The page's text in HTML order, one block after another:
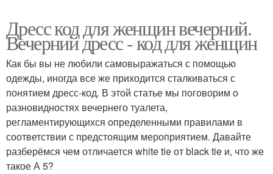
Дресс код для женщин вечерний.
Вечерний дресс - код для женщин
Как бы вы не любили самовыражаться с помощью
одежды, иногда все же приходится сталкиваться с
понятием дресс-код. В этой статье мы поговорим о
разновидностях вечернего туалета,
регламентирующихся определенными правилами в
соответствии с предстоящим мероприятием. Давайте
разберёмся чем отличается white tie от black tie и, что же
такое А 5?